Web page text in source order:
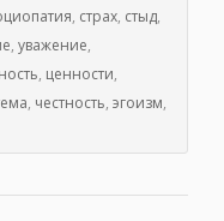
, страх, стыд,
, уважение,
, ценности,
, честность, эгоизм,